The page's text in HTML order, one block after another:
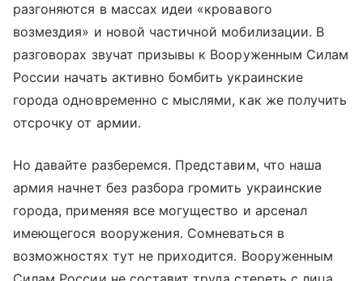
разгоняются в массах идеи «кровавого
возмездия» и новой частичной мобилизации. В
разговорах звучат призывы к Вооруженным Силам
России начать активно бомбить украинские
города одновременно с мыслями, как же получить
отсрочку от армии.
Но давайте разберемся. Представим, что наша
армия начнет без разбора громить украинские
города, применяя все могущество и арсенал
имеющегося вооружения. Сомневаться в
возможностях тут не приходится. Вооруженным